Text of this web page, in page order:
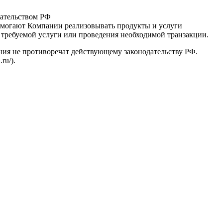
РФ
Компании реализовывать продукты и услуги
услуги или проведения необходимой транзакции.
не противоречат действующему законодательству РФ.
).